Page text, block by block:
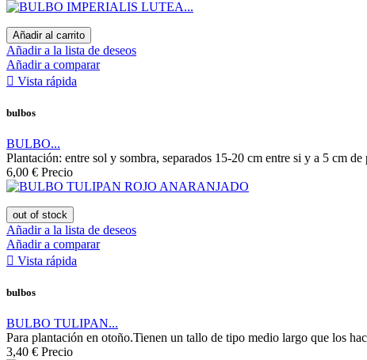
Añadir al carrito
Añadir a la lista de deseos
Añadir a comparar
 Vista rápida
bulbos
BULBO...
Plantación: entre sol y sombra, separados 15-20 cm entre si y a 5 cm
6,00 € Precio
out of stock
Añadir a la lista de deseos
Añadir a comparar
 Vista rápida
bulbos
BULBO TULIPAN...
Para plantación en otoño.Tienen un tallo de tipo medio largo que los
3,40 € Precio